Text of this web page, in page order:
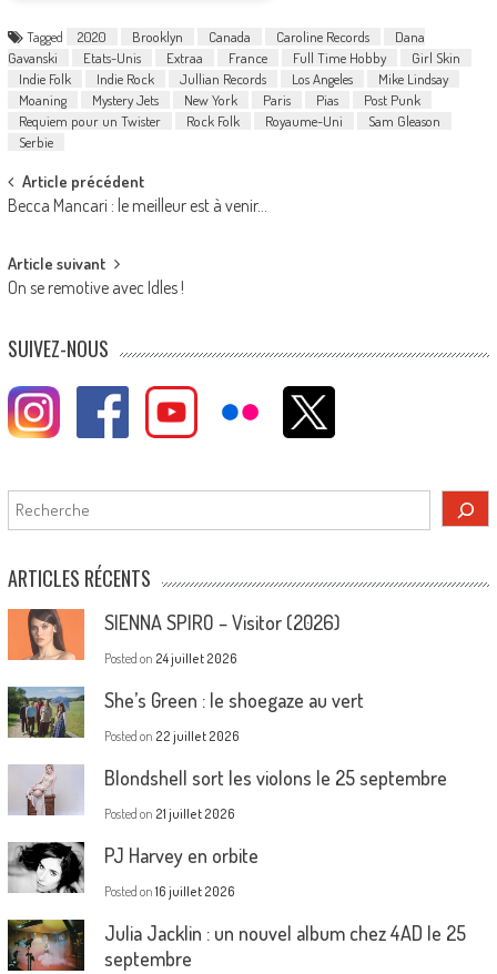
Tagged 2020 Brooklyn Canada Caroline Records
Dana
Gavanski
Etats-Unis Extraa France Full Time Hobby
Girl Skin
Indie Folk
Indie Rock Jullian Records Los Angeles
Mike Lindsay
Moaning
Mystery Jets New York Paris Pias
Post Punk
Requiem pour un Twister
Rock Folk Royaume-Uni
Sam Gleason
Serbie
Post
navigation
Article précédent
Becca Mancari : le meilleur est à venir…
Article suivant
On se remotive avec Idles !
SUIVEZ-NOUS
Rechercher
ARTICLES RÉCENTS
SIENNA SPIRO – Visitor (2026)
Posted on 24 juillet 2026
She’s Green : le shoegaze au vert
Posted on 22 juillet 2026
Blondshell sort les violons le 25 septembre
Posted on 21 juillet 2026
PJ Harvey en orbite
Posted on 16 juillet 2026
Julia Jacklin : un nouvel album chez 4AD le 25
septembre